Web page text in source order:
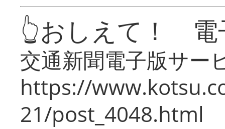
👆おしえて！ 電
交通新聞電子版サー
https://
21/post_4048.html